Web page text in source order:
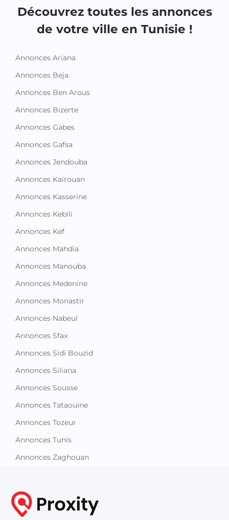
Découvrez toutes les annonces
de votre ville en Tunisie !
Annonces Ariana
Annonces Beja
Annonces Ben Arous
Annonces Bizerte
Annonces Gabes
Annonces Gafsa
Annonces Jendouba
Annonces Kairouan
Annonces Kasserine
Annonces Kebili
Annonces Kef
Annonces Mahdia
Annonces Manouba
Annonces Medenine
Annonces Monastir
Annonces Nabeul
Annonces Sfax
Annonces Sidi Bouzid
Annonces Siliana
Annonces Sousse
Annonces Tataouine
Annonces Tozeur
Annonces Tunis
Annonces Zaghouan